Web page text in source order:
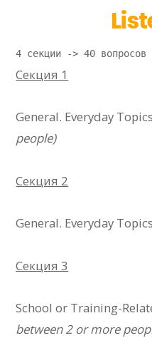
4 секции -> 40 вопросов
Секция 1
General. Everyday Topics
people)
Секция 2
General. Everyday Topics
Секция 3
School or Training-
between 2 or more